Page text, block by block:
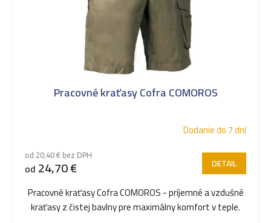
Pracovné kraťasy Cofra COMOROS
Dodanie do 7 dní
od 20,40 € bez DPH
od 24,70 € DETAIL
Pracovné kraťasy Cofra COMOROS - príjemné a vzdušné
kraťasy z čistej bavlny pre maximálny komfort v teple.